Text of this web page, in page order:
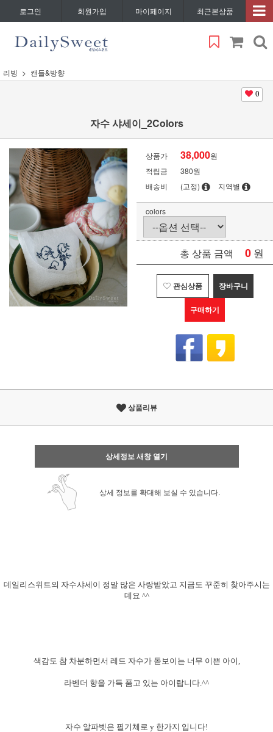
로그인 회원가입 마이페이지 최근본상품
리빙 캔들&방향
0
자수 샤세이_2Colors
상품가 38,000원
적립금
380원
배송비
(고정) 지역별
colors
총 상품 금액 0 원
관심상품 장바구니
구매하기
상품리뷰
상세정보 새창 열기
상세 정보를 확대해 보실 수 있습니다.
데일리스위트의 자수샤세이 정말 많은 사랑받았고 지금도 꾸준히 찾아주시는
데요 ^^
색감도 참 차분하면서 레드 자수가 돋보이는 너무 이쁜 아이,
라벤더 향을 가득 품고 있는 아이랍니다.^^
자수 알파벳은 필기체로 y 한가지 입니다!